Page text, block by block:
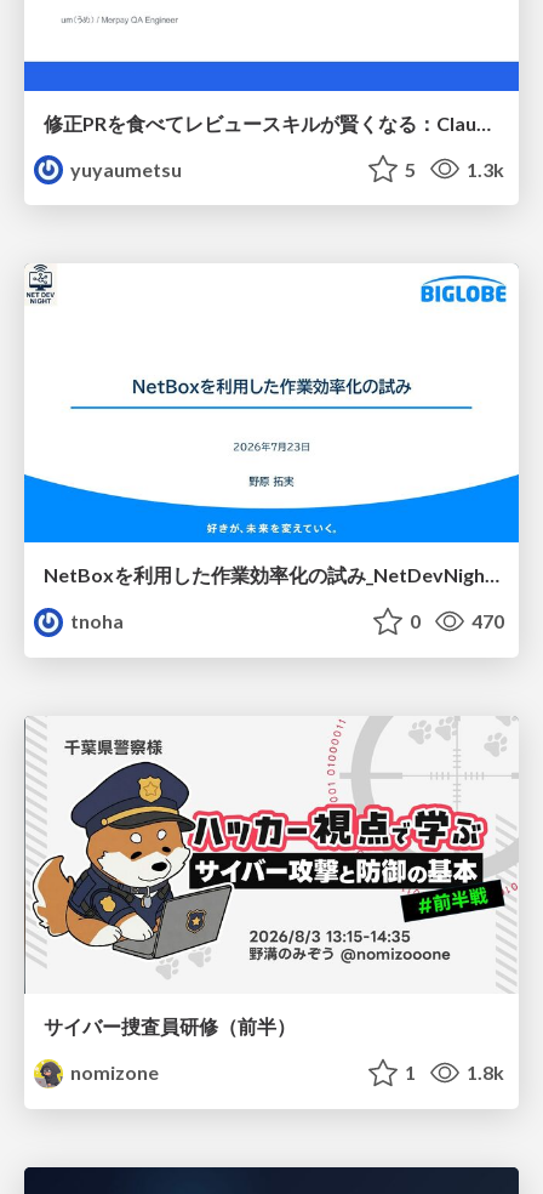
yuyaumetsu
5 1.3k
NetBoxを利用した作業効率化の試み_NetDevNight4
tnoha
0 470
サイバー捜査員研修（前半）
nomizone
1 1.8k